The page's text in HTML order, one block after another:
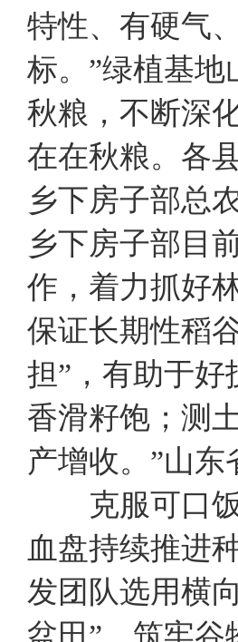
特性、有硬气
标。”绿植基
秋粮，不断深
在在秋粮。各
乡下房子部总
乡下房子部目
作，着力抓好
保证长期性
担”，有助于
香滑籽饱；测
产增收。”山
克服可口饭
血盘持续推进
发团队选用
盆田”，筑牢